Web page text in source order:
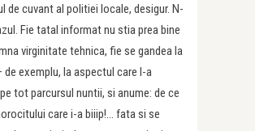
de cuvant al politiei locale, desigur. N-
Fie tatal informat nu stia prea bine
virginitate tehnica, fie se gandea la
de exemplu, la aspectul care l-a
tot parcursul nuntii, si anume: de ce
care i-a biiip!… fata si se